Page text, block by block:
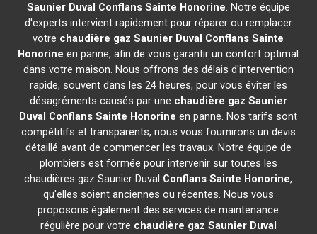
Saunier Duval Conflans Sainte Honorine. Notre équipe
d'experts intervient rapidement pour réparer ou remplacer
votre chaudière gaz Saunier Duval Conflans Sainte
Honorine en panne, afin de vous garantir un confort optimal
dans votre maison. Nous offrons des délais d'intervention
rapide, souvent dans les 24 heures, pour vous éviter les
désagréments causés par une chaudière gaz Saunier
Duval Conflans Sainte Honorine en panne. Nos tarifs sont
compétitifs et transparents, nous vous fournirons un devis
détaillé avant de commencer les travaux. Notre équipe de
plombiers est formée pour intervenir sur toutes les
chaudières gaz Saunier Duval Conflans Sainte Honorine,
qu'elles soient anciennes ou récentes. Nous vous
proposons également des services de maintenance
régulière pour votre chaudière gaz Saunier Duval